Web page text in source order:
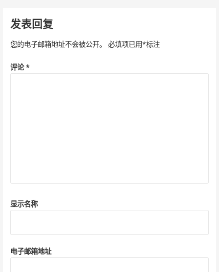
导
航
发表回复
您的电子邮箱地址不会被公开。 必填项已用*标注
评论*
显示名称
电子邮箱地址